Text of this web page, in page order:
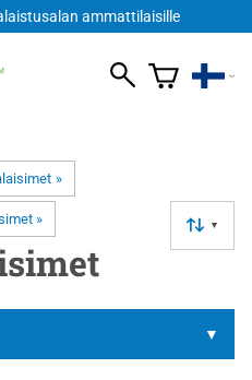
ammattilaisille
‪»
‪» ▼
▼